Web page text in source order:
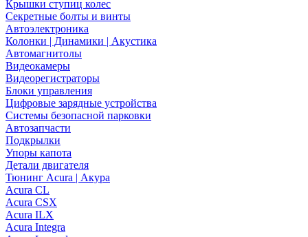
Крышки ступиц колес
Секретные болты и винты
Автоэлектроника
Колонки | Динамики | Акустика
Автомагнитолы
Видеокамеры
Видеорегистраторы
Блоки управления
Цифровые зарядные устройства
Системы безопасной парковки
Автозапчасти
Подкрылки
Упоры капота
Детали двигателя
Тюнинг Acura | Акура
Acura CL
Acura CSX
Acura ILX
Acura Integra